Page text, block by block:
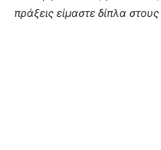
πράξεις είμαστε δίπλα